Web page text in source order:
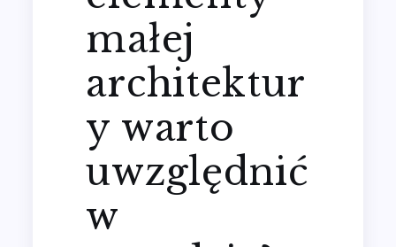
małej
architektur
y warto
uwzględnić
w